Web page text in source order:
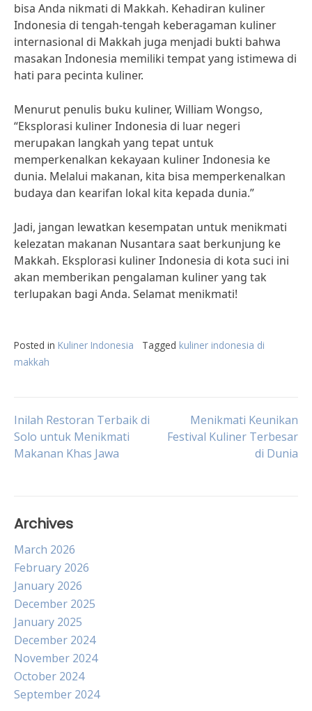
bisa Anda nikmati di Makkah. Kehadiran kuliner
Indonesia di tengah-tengah keberagaman kuliner
internasional di Makkah juga menjadi bukti bahwa
masakan Indonesia memiliki tempat yang istimewa di
hati para pecinta kuliner.
Menurut penulis buku kuliner, William Wongso,
“Eksplorasi kuliner Indonesia di luar negeri
merupakan langkah yang tepat untuk
memperkenalkan kekayaan kuliner Indonesia ke
dunia. Melalui makanan, kita bisa memperkenalkan
budaya dan kearifan lokal kita kepada dunia.”
Jadi, jangan lewatkan kesempatan untuk menikmati
kelezatan makanan Nusantara saat berkunjung ke
Makkah. Eksplorasi kuliner Indonesia di kota suci ini
akan memberikan pengalaman kuliner yang tak
terlupakan bagi Anda. Selamat menikmati!
Posted in Kuliner Indonesia Tagged kuliner indonesia di
makkah
Post
navigation
Inilah Restoran Terbaik di
Solo untuk Menikmati
Makanan Khas Jawa
Menikmati Keunikan
Festival Kuliner Terbesar
di Dunia
Archives
March 2026
February 2026
January 2026
December 2025
January 2025
December 2024
November 2024
October 2024
September 2024